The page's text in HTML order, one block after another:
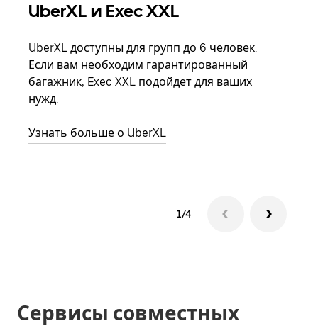
UberXL и Exec XXL
UberXL доступны для групп до 6 человек.
Если вам необходим гарантированный
багажник, Exec XXL подойдет для ваших
нужд.
Узнать больше о UberXL
1/4
Сервисы совместных